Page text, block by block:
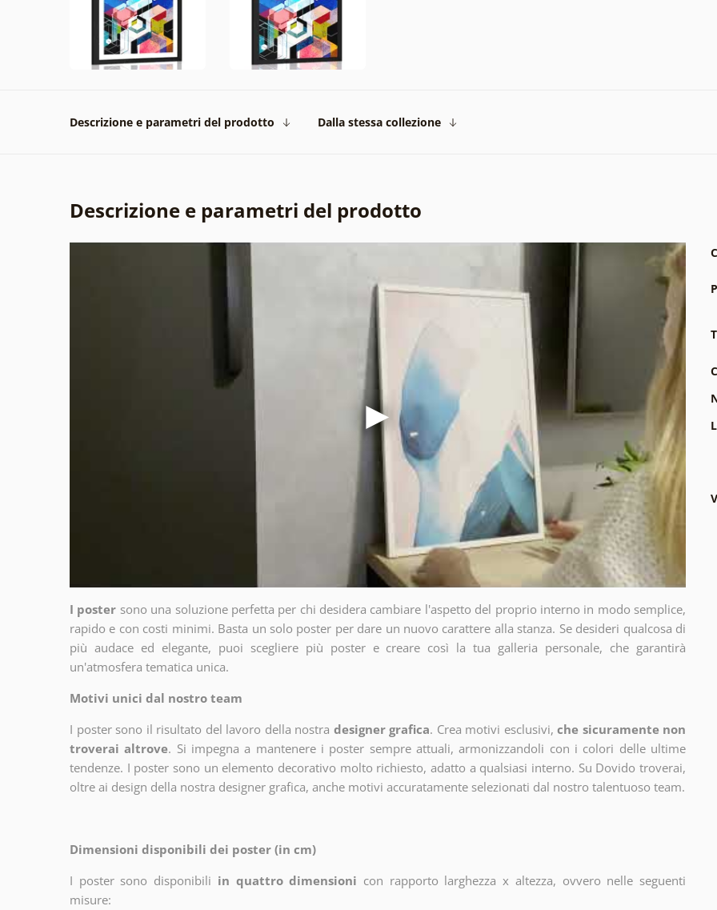
Descrizione e parametri del prodotto Dalla stessa collezione
Descrizione e parametri del prodotto
I poster sono una soluzione perfetta per chi desidera cambiare l'aspetto del proprio interno in modo semplice,
rapido e con costi minimi. Basta un solo poster per dare un nuovo carattere alla stanza. Se desideri qualcosa di
più audace ed elegante, puoi scegliere più poster e creare così la tua galleria personale, che garantirà
un'atmosfera tematica unica.
Motivi unici dal nostro team
I poster sono il risultato del lavoro della nostra designer grafica. Crea motivi esclusivi, che sicuramente non
troverai altrove. Si impegna a mantenere i poster sempre attuali, armonizzandoli con i colori delle ultime
tendenze. I poster sono un elemento decorativo molto richiesto, adatto a qualsiasi interno. Su Dovido troverai,
oltre ai design della nostra designer grafica, anche motivi accuratamente selezionati dal nostro talentuoso team.
Dimensioni disponibili dei poster (in cm)
I poster sono disponibili in quattro dimensioni con rapporto larghezza x altezza, ovvero nelle seguenti
misure: